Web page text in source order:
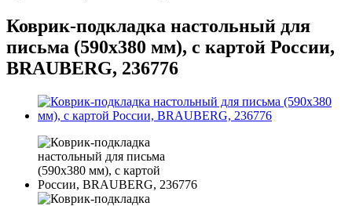
Коврик-подкладка настольный для
письма (590х380 мм), с картой России,
BRAUBERG, 236776